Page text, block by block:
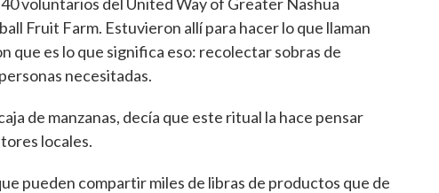
Fruit Farm. Estuvieron allí para hacer lo que llaman
que es lo que significa eso: recolectar sobras de
necesitadas.
de manzanas, decía que este ritual la hace pensar
locales.
pueden compartir miles de libras de productos que de